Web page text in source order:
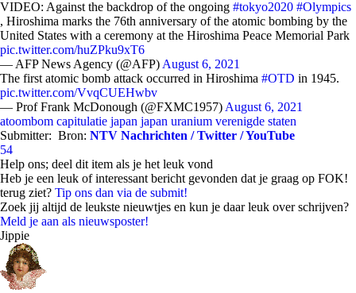
VIDEO: Against the backdrop of the ongoing #tokyo2020 #Olympics
, Hiroshima marks the 76th anniversary of the atomic bombing by the
United States with a ceremony at the Hiroshima Peace Memorial Park
pic.twitter.com/huZPku9xT6
— AFP News Agency (@AFP) August 6, 2021
The first atomic bomb attack occurred in Hiroshima #OTD in 1945.
pic.twitter.com/VvqCUEHwbv
— Prof Frank McDonough (@FXMC1957) August 6, 2021
atoombom capitulatie japan japan uranium verenigde staten
Submitter: Bron: NTV Nachrichten / Twitter / YouTube
54
Help ons; deel dit item als je het leuk vond
Heb je een leuk of interessant bericht gevonden dat je graag op FOK!
terug ziet? Tip ons dan via de submit!
Zoek jij altijd de leukste nieuwtjes en kun je daar leuk over schrijven?
Meld je aan als nieuwsposter!
Jippie